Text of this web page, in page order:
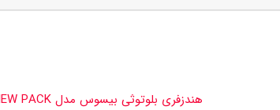
هندزفری بلوتوثی بیسوس مدل BOWIE P1 NEW PACK